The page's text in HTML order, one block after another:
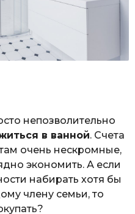
непозволительно
в ванной. Счета
очень нескромные,
экономить. А если
набирать хотя бы
члену семьи, то